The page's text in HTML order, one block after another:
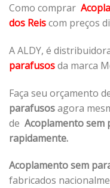
Como comprar
dos Reiscom preços
A ALDY, é
parafusosda marca
Faça seu orçamento
parafusosagora
de Acoplamento sem
rapidamente.
Acoplamento sem
fabricados